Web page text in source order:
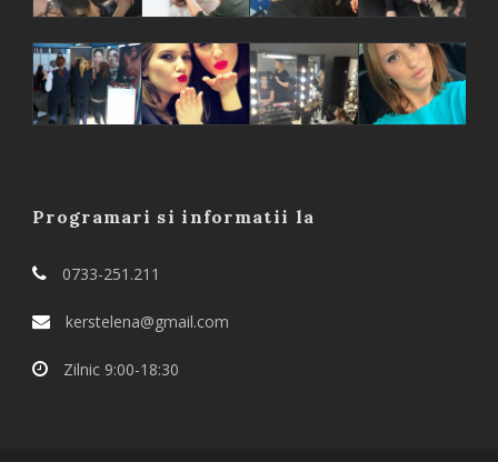
Programari si informatii la
0733-251.211
kerstelena@gmail.com
Zilnic 9:00-18:30